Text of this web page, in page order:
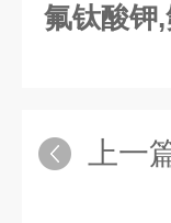
氟钛酸钾
上一